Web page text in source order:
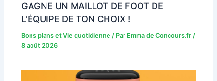
GAGNE UN MAILLOT DE FOOT DE
L’ÉQUIPE DE TON CHOIX !
Bons plans et Vie quotidienne / Par Emma de Concours.fr/
8 août 2026